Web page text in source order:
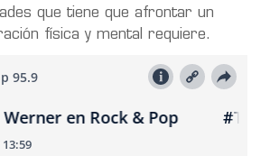
que tiene que afrontar un
física y mental requiere.